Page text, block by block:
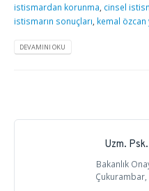
istismardan korunma, cinsel
istismarın sonuçları, kemal özcan
DEVAMINI OKU
Uzm.
Bakanlık
Çukurambar,